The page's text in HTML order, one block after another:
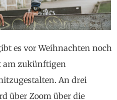
es vor Weihnachten noch
am zukünftigen
An drei
über Zoom über die